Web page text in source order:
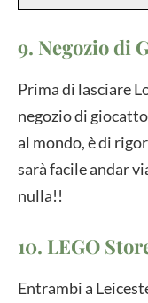
9. Negozio di
Prima di lasciare
negozio di
al mondo, è di
sarà facile andar
nulla!!
10. LEGO
Entrambi a